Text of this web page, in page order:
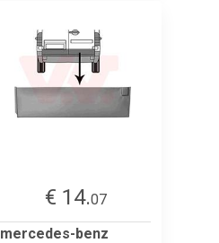
€ 14.07
mercedes-benz